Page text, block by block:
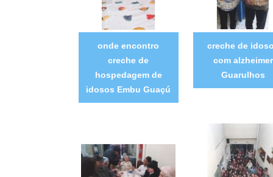
onde encontro
creche de
hospedagem de
idosos Embu Guaçú
creche de
com alzheimer
Guarulhos